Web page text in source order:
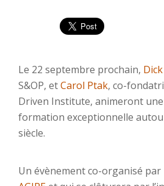
Le 22 septembre prochain,
S&OP, etCarol Ptak, co-
Driven Institute, animeront
formation exceptionnelle
siècle.
Un évènement co-organisé par